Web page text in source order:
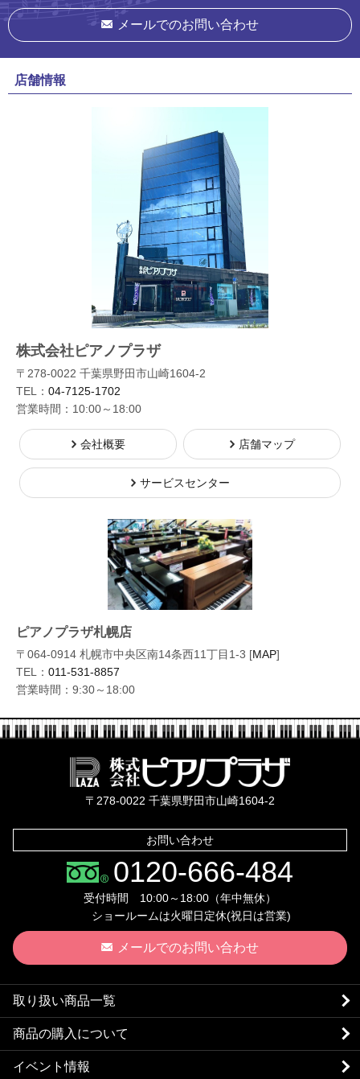
メールでのお問い合わせ
店舗情報
株式会社ピアノプラザ
〒278-0022 千葉県野田市山崎1604-2
TEL： 04-7125-1702
営業時間：10:00～18:00
会社概要 店舗マップ
サービスセンター
ピアノプラザ札幌店
〒064-0914 札幌市中央区南14条西11丁目1-3 [MAP]
TEL： 011-531-8857
営業時間：9:30～18:00
〒278-0022 千葉県野田市山崎1604-2
お問い合わせ
0120-666-484
受付時間 10:00～18:00（年中無休）
ショールームは火曜日定休(祝日は営業)
メールでのお問い合わせ
取り扱い商品一覧
商品の購入について
イベント情報